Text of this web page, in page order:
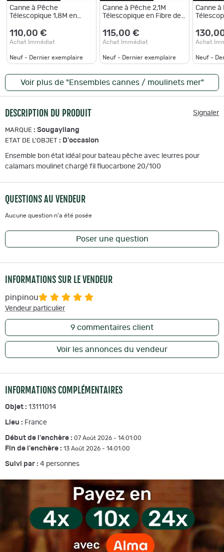
Canne à Pêche
Télescopique 1,8M en
Roulement à Billes
Accessoires de Pêche
110,00 €
Achat Immédiat
Neuf - Dernier exemplaire
Canne à Pêche 2,1M
Télescopique en Fibre de
Roulement à Billes
Accessoires de Pêche
115,00 €
Achat Immédiat
Neuf - Dernier exemplaire
Canne à
Sac de
Achat
Neuf -
Voir plus de "Ensembles cannes / moulinets mer"
DESCRIPTION DU PRODUIT Signaler
MARQUE : Sougayilang
ETAT DE L'OBJET : D'occasion
Ensemble bon état idéal pour bateau pêche avec leurres pour
calamars moulinet chargé fil fluocarbone 20/100
QUESTIONS AU VENDEUR
Aucune question n'a été posée
Poser une question
INFORMATIONS SUR LE VENDEUR
pinpinou
Vendeur particulier
9 commentaires client
Voir les annonces du vendeur
INFORMATIONS COMPLÉMENTAIRES
Objet : 13111014
Lieu : France
Début de l'enchère : 07 Août 2026 - 14:01:00
Fin de l'enchère : 13 Août 2026 - 14:01:00
Suivi par : 4 personnes